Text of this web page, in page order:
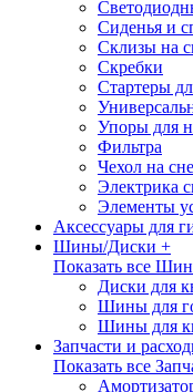
Сиденья и
Склизы на
Скребки
Стартеры
Упоры для
Фильтра
Чехол на
Электрика
Элементы
Аксессуары для
Шины/Диски +
Показать все
Диски для
Шины для
Шины для
Запчасти и
Показать все